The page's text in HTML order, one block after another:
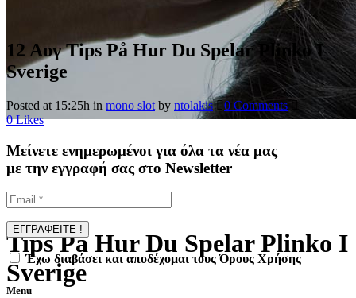
Tips På Hur Du Spelar Plinko I
Sverige
12 ΑυγTips På Hur Du Spelar Plinko I
Sverige
Posted at 15:25h in mono slot by ntolakis
0 Comments
0Likes
Μείνετε ενημερωμένοι για όλα τα νέα μας
με την εγγραφή σας στο Newsletter
Έχω διαβάσει και αποδέχομαι τους Όρους Χρήσης
Menu